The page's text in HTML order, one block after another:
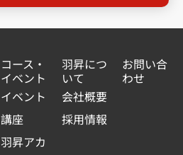
コース・
イベント
イベント
講座
羽昇アカ
羽昇につ
いて
会社概要
採用情報
お問い合
わせ